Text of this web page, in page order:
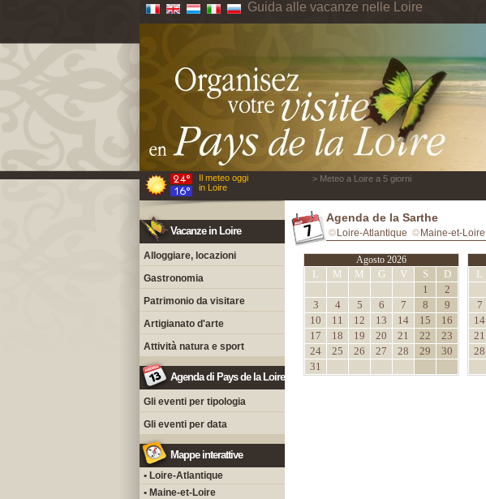
Guida alle vacanze nelle Loire
Il meteo oggi
in Loire
> Meteo a Loire a 5 giorni
Vacanze in Loire
Alloggiare, locazioni
Gastronomia
Patrimonio da visitare
Artigianato d'arte
Attività natura e sport
Agenda di Pays de la Loire
Gli eventi per tipologia
Gli eventi per data
Mappe interattive
• Loire-Atlantique
• Maine-et-Loire
Agenda de la Sarthe
Loire-Atlantique Maine-et-Loire
Agosto 2026
L M M G V S
D
1
2
3
4 5 6 7 8
9
10
11 12 13 14 15
16
17
18 19 20 21 22
23
24
25 26 27 28 29
30
31
L
7
14
21
28